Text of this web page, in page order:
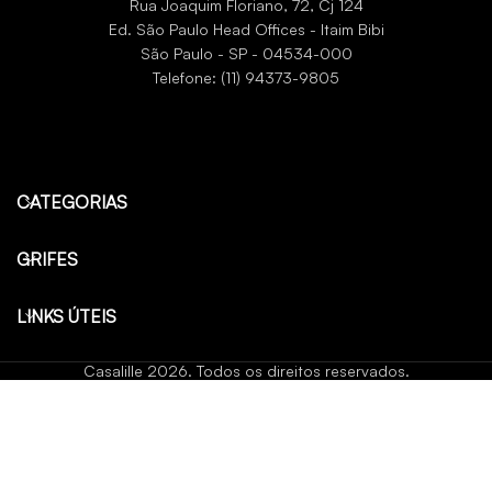
Rua Joaquim Floriano, 72, Cj 124
Ed. São Paulo Head Offices - Itaim Bibi
São Paulo - SP - 04534-000
Telefone: (11) 94373-9805
CATEGORIAS
GRIFES
LINKS ÚTEIS
Casalille 2026. Todos os direitos reservados.